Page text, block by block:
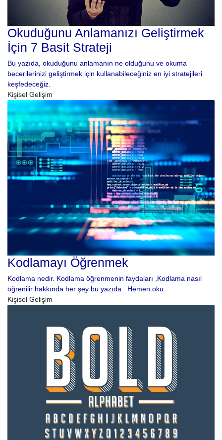
Okuduğunu Anlamanızı Geliştirmek
İçin 7 Basit Strateji
Bu yazıda, okuduğunu anlamanın ne olduğunu ve okuma
becerilerinizi geliştirmek için kullanabileceğiniz en iyi stratejileri
keşfedeceğiz.
Kişisel Gelişim
Kodlamayı Öğrenmek
Kodlama nedir. Kodlama öğrenmenin faydaları ,Kodlama nasıl
öğrenilir hakkında her şey bu yazıda . Hemen oku.
Kişisel Gelişim